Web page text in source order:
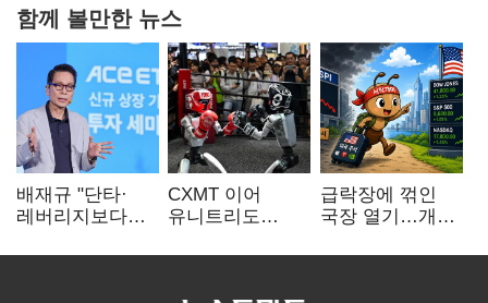
함께 볼만한 뉴스
배재규 "단타·
레버리지보다
장기투자…
CXMT 이어
유니트리도
영향 '촉각'
급락장에 꺾인
국장 열기…개인
해외로